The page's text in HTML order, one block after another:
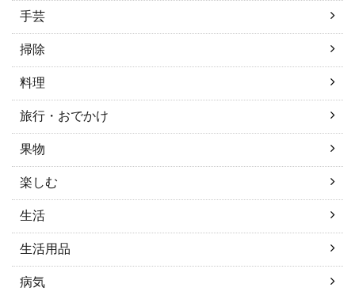
手芸
掃除
料理
旅行・おでかけ
果物
楽しむ
生活
生活用品
病気